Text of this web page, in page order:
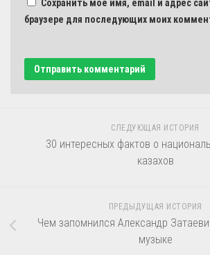
Сохранить моё имя, email и адрес
браузере для последующих моих
СЛЕДУЮЩАЯ ИСТОРИЯ
30 интересных фактов о
казахов
ПРЕДЫДУЩАЯ ИСТОРИЯ
Чем запомнился Александр
музыке